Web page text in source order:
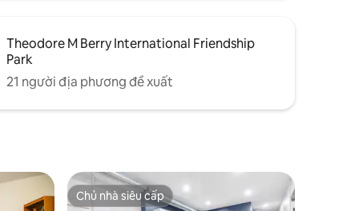
Theodore M Berry International Friendship
Park
21 người địa phương đề xuất
Chủ nhà siêu cấp
Chủ nhà siêu cấp